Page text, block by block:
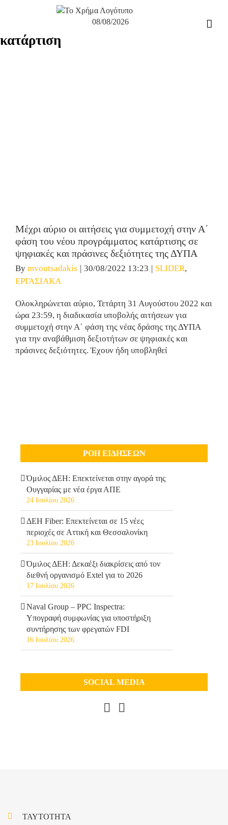
08/08/2026
κατάρτιση
Μέχρι αύριο οι αιτήσεις για συμμετοχή στην Α΄
φάση του νέου προγράμματος κατάρτισης σε
ψηφιακές και πράσινες δεξιότητες της ΔΥΠΑ
By mvoutsadakis | 30/08/2022 13:23 | SLIDER,
ΕΡΓΑΣΙΑΚΑ
Ολοκληρώνεται αύριο, Τετάρτη 31 Αυγούστου 2022 και
ώρα 23:59, η διαδικασία υποβολής αιτήσεων για
συμμετοχή στην Α΄ φάση της νέας δράσης της ΔΥΠΑ
για την αναβάθμιση δεξιοτήτων σε ψηφιακές και
πράσινες δεξιότητες. Έχουν ήδη υποβληθεί
ΡΟΗ ΕΙΔΗΣΕΩΝ
Όμιλος ΔΕΗ: Επεκτείνεται στην αγορά της
Ουγγαρίας με νέα έργα ΑΠΕ
24 Ιουλίου 2026
ΔΕΗ Fiber: Επεκτείνεται σε 15 νέες
περιοχές σε Αττική και Θεσσαλονίκη
23 Ιουλίου 2026
Όμιλος ΔΕΗ: Δεκαέξι διακρίσεις από τον
διεθνή οργανισμό Extel για το 2026
17 Ιουλίου 2026
Naval Group – PPC Inspectra:
Υπογραφή συμφωνίας για υποστήριξη
συντήρησης των φρεγατών FDI
16 Ιουλίου 2026
SOCIAL MEDIA
ΤΑΥΤΟΤΗΤΑ